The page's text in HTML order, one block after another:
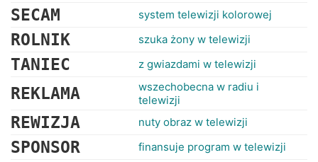
SECAM system telewizji kolorowej
ROLNIK szuka żony w telewizji
TANIEC z gwiazdami w telewizji
REKLAMA
wszechobecna w radiu i
telewizji
REWIZJA nuty obraz w telewizji
SPONSOR finansuje program w telewizji